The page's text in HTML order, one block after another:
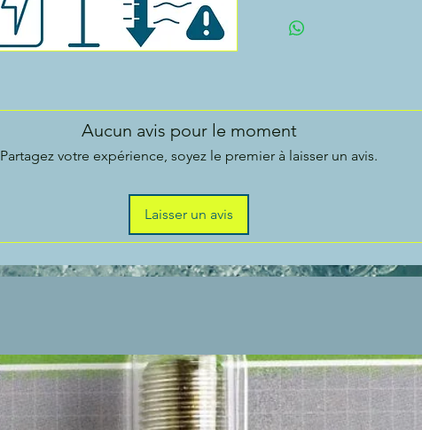
Aucun avis pour le moment
Partagez votre expérience, soyez le premier à laisser un avis.
Laisser un avis